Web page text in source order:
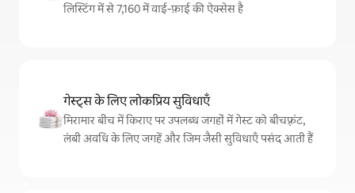
लिस्टिंग में से 7,160 में वाई-फ़ाई की ऐक्सेस है
गेस्ट्स के लिए लोकप्रिय सुविधाएँ
मिरामार बीच में किराए पर उपलब्ध जगहों में गेस्ट को बीचफ़्रंट,
लंबी अवधि के लिए जगहें और जिम जैसी सुविधाएँ पसंद आती हैं